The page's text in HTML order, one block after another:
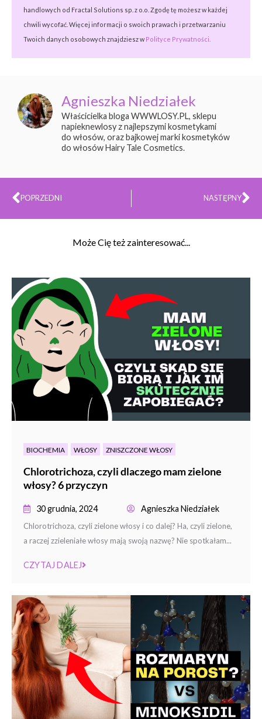
handlowych od Fractal Solutions sp. z o.o. Zgodę tę możesz w każdej
chwili wycofać. Więcej informacji o swoich prawach i przetwarzaniu
Twoich danych osobowych znajdziesz w Polityce Prywatności.
Agnieszka Niedziałek
Właścicielka bloga WWWLOSY.PL, sklepu
napieknewlosy z najlepszymi kosmetykami
do włosów, oraz bajkowej marki kosmetyków
do włosów Hairy Tale Cosmetics.
Prev
POPRZEDNI NASTĘPNY
Może Cię też zainteresować...
BIOCHEMIA WŁOSY ZNISZCZONE WŁOSY
Chlorotrichoza, czyli dlaczego mam zielone
włosy? 6 przyczyn
30 grudnia, 2024 Agnieszka Niedziałek
Chlorotrichoza, czyli zielone włosy i co dalej? Ha, czyli zielone,
a raczej zzieleniałe włosy mają swoją nazwę? Nie spotkałam...
CZYTAJ DALEJ